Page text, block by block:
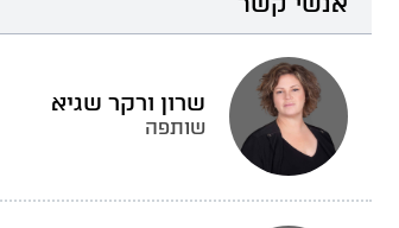
שרון ורקר שגיא
שותפה